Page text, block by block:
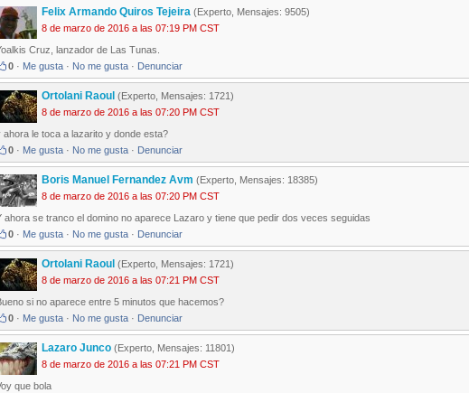
Felix Armando Quiros Tejeira (Experto, Mensajes: 9505)
8 de marzo de 2016 a las 07:19 PM CST
Cruz, lanzador de Las Tunas.
0 · Me gusta · No me gusta · Denunciar
Ortolani Raoul (Experto, Mensajes: 1721)
8 de marzo de 2016 a las 07:20 PM CST
ahora le toca a lazarito y donde esta?
0 · Me gusta · No me gusta · Denunciar
Boris Manuel Fernandez Avm (Experto, Mensajes: 18385)
8 de marzo de 2016 a las 07:20 PM CST
ahora se tranco el domino no aparece Lazaro y tiene que pedir dos veces seguidas
0 · Me gusta · No me gusta · Denunciar
Ortolani Raoul (Experto, Mensajes: 1721)
8 de marzo de 2016 a las 07:21 PM CST
si no aparece entre 5 minutos que hacemos?
0 · Me gusta · No me gusta · Denunciar
Lazaro Junco (Experto, Mensajes: 11801)
8 de marzo de 2016 a las 07:21 PM CST
que bola